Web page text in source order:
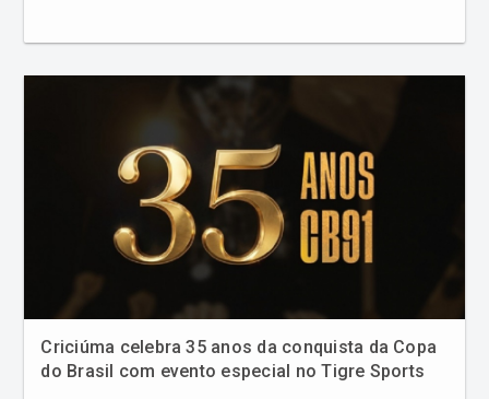
Criciúma celebra 35 anos da conquista da Copa
do Brasil com evento especial no Tigre Sports